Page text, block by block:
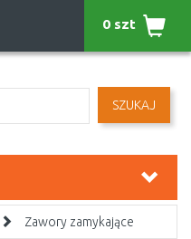
SZUKAJ
0 szt
Zawory zamykające